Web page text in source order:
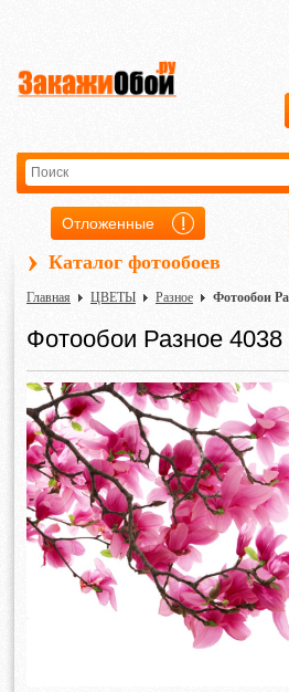
Отложенные
› Каталог фотообоев
Главная ЦВЕТЫ Разное Фотообои
Фотообои Разное 4038